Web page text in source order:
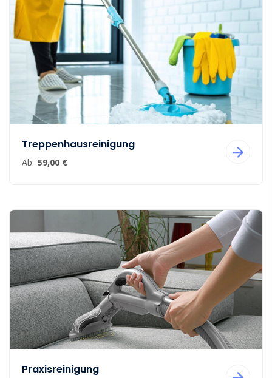
Treppenhausreinigung
Ab 59,00 €
Praxisreinigung